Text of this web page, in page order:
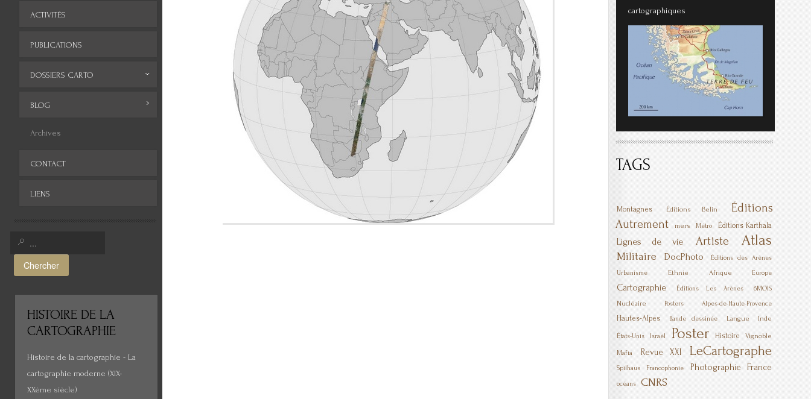
ACTIVITÉS
PUBLICATIONS
DOSSIERS CARTO
Monde
Amérique
Histoire de la cartographie
Cartes insolites, anciennes...
BLOG
Archives
CONTACT
LIENS
Chercher
HISTOIRE DE LA
CARTOGRAPHIE
Histoire de la cartographie - La
cartographie moderne (XIX-
XXème siècle)
cartographiques
TAGS
Montagnes Éditions Belin
Éditions
Autrement
mers Métro Éditions Karthala
Lignes de vie Artiste Atlas
Militaire DocPhoto Éditions des Arènes
Urbanisme Ethnie Afrique Europe
Cartographie Éditions Les Arènes
6MOIS
Nucléaire
Posters Alpes-de-Haute-Provence
Hautes-Alpes Bande dessinée Langue Inde
États-Unis Israël Poster Histoire Vignoble
Mafia Revue XXI LeCartographe
Spilhaus Francophonie Photographie France
océans CNRS